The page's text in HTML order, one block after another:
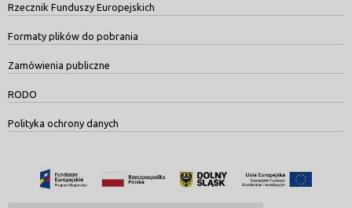
Rzecznik Funduszy Europejskich
Formaty plików do pobrania
Zamówienia publiczne
RODO
Polityka ochrony danych